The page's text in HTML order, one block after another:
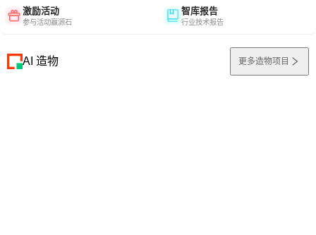
激励活动
参与活动赢源石
智库报告
行业技术报告
AI 造物 更多造物项目